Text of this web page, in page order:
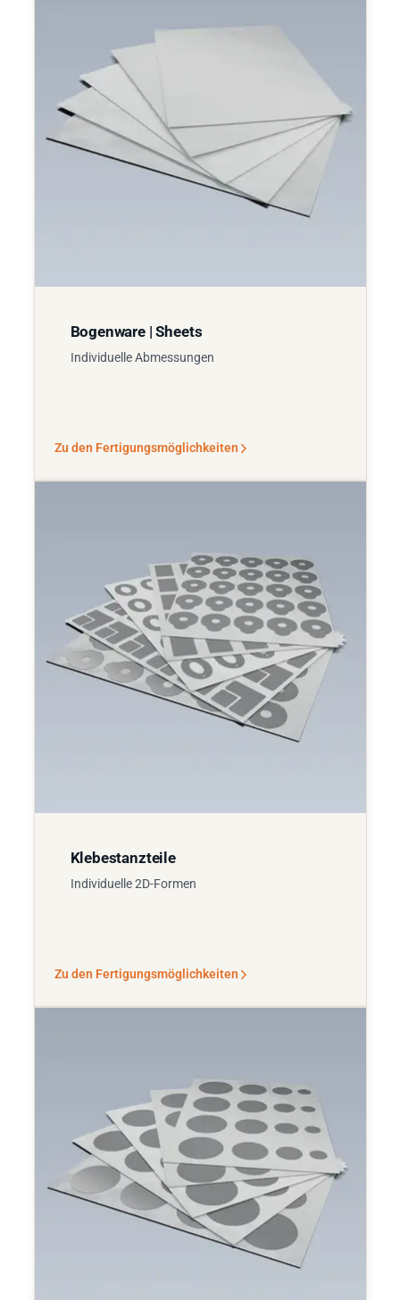
Bogenware | Sheets
Individuelle Abmessungen
Zu den Fertigungsmöglichkeiten
Klebestanzteile
Individuelle 2D-Formen
Zu den Fertigungsmöglichkeiten